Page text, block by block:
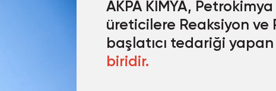
AKPA KİMYA,
üreticilere Reaksiyon ve
başlatıcı tedariği yapan
biridir.